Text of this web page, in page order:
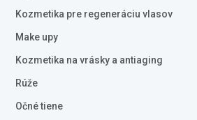
Kozmetika pre regeneráciu vlasov
Make upy
Kozmetika na vrásky a antiaging
Rúže
Očné tiene